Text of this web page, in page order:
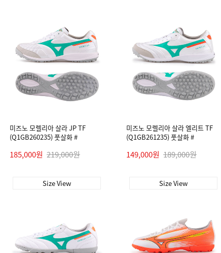
미즈노 모렐리아 살라 JP TF
(Q1GB260235) 풋살화 #
185,000원 219,000원
Size View
미즈노 모렐리아 살라 엘리트 TF
(Q1GB261235) 풋살화 #
149,000원 189,000원
Size View